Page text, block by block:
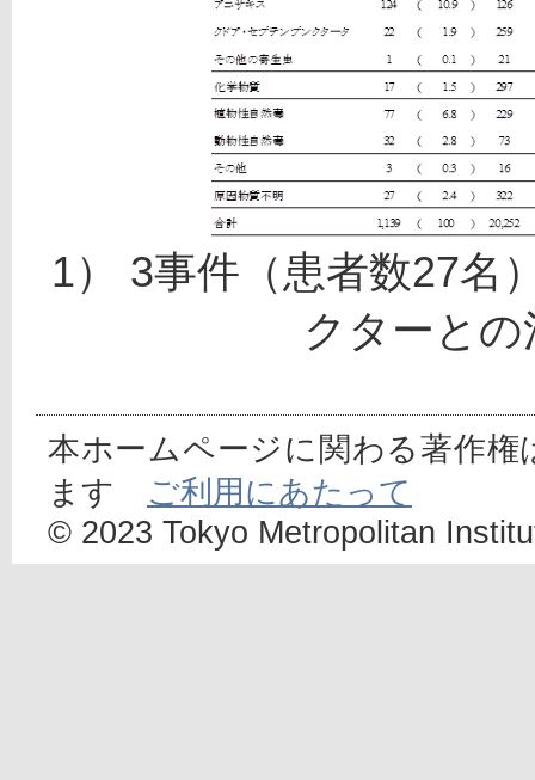
1） 3事件（患者数27名
クターと
本ホームページに関わる著作
ます ご利用にあたって
© 2023 Tokyo Metropolitan